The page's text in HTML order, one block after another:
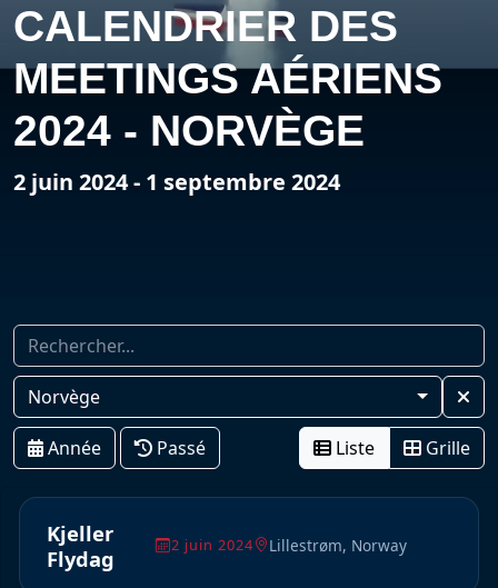
CALENDRIER DES
MEETINGS AÉRIENS
2024 - NORVÈGE
2 juin 2024 - 1 septembre 2024
Norvège
Année Passé Liste Grille
2 juin 2024
Kjeller
Flydag
Lillestrøm, Norway